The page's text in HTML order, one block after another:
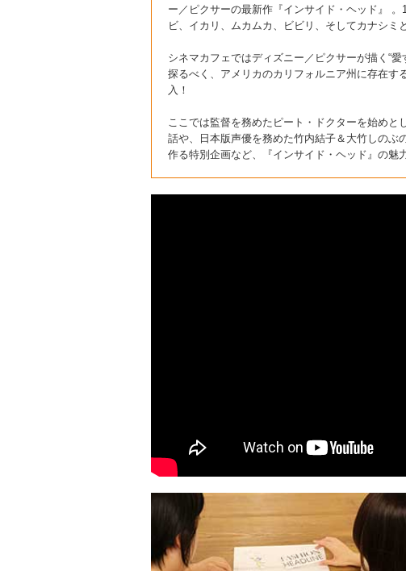
ー／ピクサーの最新作『インサイド・ヘッド』
ビ、イカリ、ムカムカ、ビビリ、そしてカナシミ
シネマカフェではディズニー／ピクサーが描く“
探るべく、アメリカのカリフォルニア州に存在す
入！
ここでは監督を務めたピート・ドクターを始めと
話や、日本版声優を務めた竹内結子＆大竹しのぶ
作る特別企画など、『インサイド・ヘッド』の魅